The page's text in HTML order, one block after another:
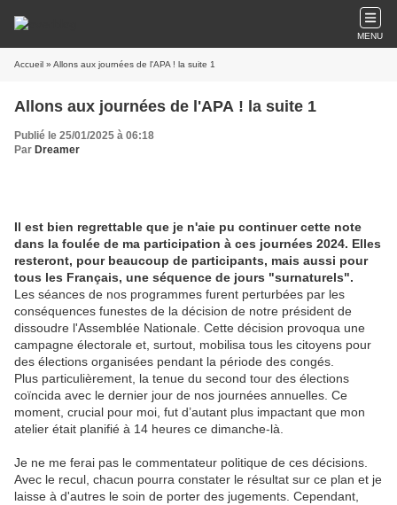
MENU
Accueil » Allons aux journées de l'APA ! la suite 1
Allons aux journées de l'APA ! la suite 1
Publié le 25/01/2025 à 06:18
Par Dreamer
Il est bien regrettable que je n'aie pu continuer cette note
dans la foulée de ma participation à ces journées 2024. Elles
resteront, pour beaucoup de participants, mais aussi pour
tous les Français, une séquence de jours "surnaturels".
Les séances de nos programmes furent perturbées par les
conséquences funestes de la décision de notre président de
dissoudre l'Assemblée Nationale. Cette décision provoqua une
campagne électorale et, surtout, mobilisa tous les citoyens pour
des élections organisées pendant la période des congés.
Plus particulièrement, la tenue du second tour des élections
coïncida avec le dernier jour de nos journées annuelles. Ce
moment, crucial pour moi, fut d’autant plus impactant que mon
atelier était planifié à 14 heures ce dimanche-là.
Je ne me ferai pas le commentateur politique de ces décisions.
Avec le recul, chacun pourra constater le résultat sur ce plan et je
laisse à d'autres le soin de porter des jugements. Cependant,